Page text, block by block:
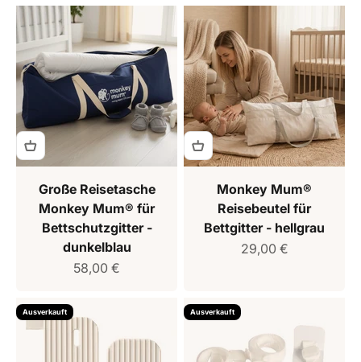
Große Reisetasche
Monkey Mum® für
Bettschutzgitter -
dunkelblau
Verkaufspreis
58,00 €
Monkey Mum®
Reisebeutel für
Bettgitter - hellgrau
Verkaufspreis
29,00 €
Ausverkauft Ausverkauft